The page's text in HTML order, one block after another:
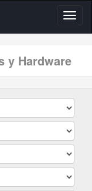
y Hardware